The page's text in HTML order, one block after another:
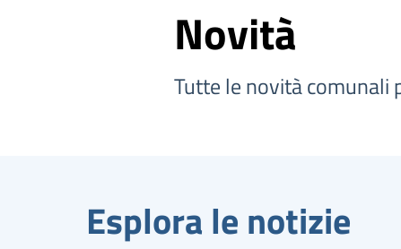
Novità
Tutte le novità comunali
Esplora le notizie